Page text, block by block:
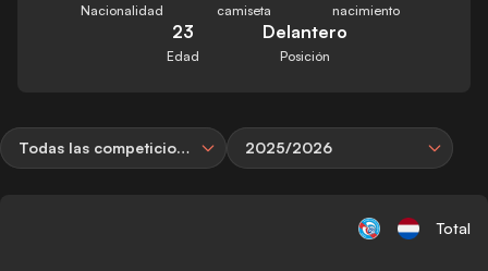
Nacionalidad
camiseta
nacimiento
23
Edad
Delantero
Posición
Todas las competiciones 2025/2026
Total